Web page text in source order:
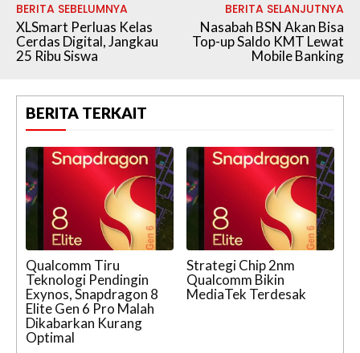
BERITA SEBELUMNYA
XLSmart Perluas Kelas
Cerdas Digital, Jangkau
25 Ribu Siswa
BERITA SELANJUTNYA
Nasabah BSN Akan Bisa
Top-up Saldo KMT Lewat
Mobile Banking
BERITA TERKAIT
Qualcomm Tiru
Teknologi Pendingin
Exynos, Snapdragon 8
Elite Gen 6 Pro Malah
Dikabarkan Kurang
Optimal
Strategi Chip 2nm
Qualcomm Bikin
MediaTek Terdesak